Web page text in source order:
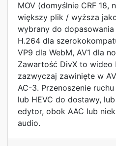
MOV (domyślnie CRF 18,
większy plik / wyższa
wybrany do
H.264 dla
VP9 dla WebM, AV1 dla
Zawartość DivX to wideo
zazwyczaj zawinięte w
AC-3. Przenoszenie
lub HEVC do dostawy,
edytor, obok AAC lub
audio.